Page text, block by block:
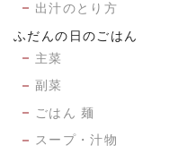
出汁のとり方
ふだんの日のごはん
主菜
副菜
ごはん 麺
スープ・汁物